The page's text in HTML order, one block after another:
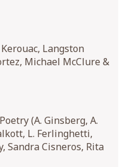
Langston
Michael McClure &
(A. Ginsberg, A.
L. Ferlinghetti,
Sandra Cisneros, Rita